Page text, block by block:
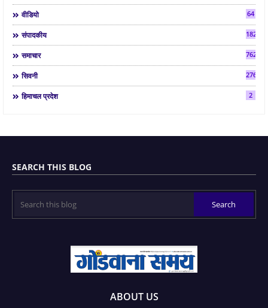
वीडियो 64
संपादकीय 182
समाचार 7624
सिवनी 2763
हिमाचल प्रदेश 2
SEARCH THIS BLOG
ABOUT US